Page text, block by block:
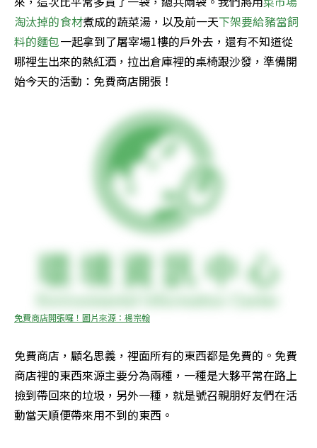
淘汰掉的食材煮成的蔬菜湯，以及前一天下架要給豬當飼
料的麵包一起拿到了屠宰場1樓的戶外去，還有不知道從
哪裡生出來的熱紅酒，拉出倉庫裡的桌椅跟沙發，準備開
始今天的活動：免費商店開張！
免費商店開張囉！圖片來源：楊宗翰
免費商店，顧名思義，裡面所有的東西都是免費的。免費
商店裡的東西來源主要分為兩種，一種是大夥平常在路上
撿到帶回來的垃圾，另外一種，就是號召親朋好友們在活
動當天順便帶來用不到的東西。